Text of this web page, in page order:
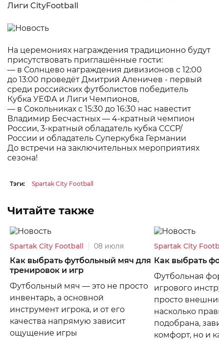
Лиги CityFootball
На церемониях награждения традиционно будут
присутствовать приглашённые гости:
— в Солнцево награждения дивизионов с 12:00
до 13:00 проведёт Дмитрий Аленичев - первый
среди российских футболистов победитель
Кубка УЕФА и Лиги Чемпионов,
— в Сокольниках с 15:30 до 16:30 нас навестит
Владимир Бесчастных — 4-кратный чемпион
России, 3-кратный обладатель кубка СССР/
России и обладатель Суперкубка Германии
До встречи на заключительных мероприятиях
сезона!
Тэги: Spartak City Football
Читайте также
Spartak City Football 08 июля
Как выбрать футбольный мяч для
тренировок и игр
Футбольный мяч — это не просто
инвентарь, а основной
инструмент игрока, и от его
качества напрямую зависит
ощущение игры
Spartak City
Как выбрать
Футбольная
игрового
просто
насколько
подобрана,
комфорт, но и